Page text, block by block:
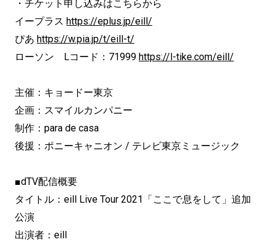
・チケット申し込みはこちらから
イープラス https://eplus.jp/eill/
ぴあ https://w.pia.jp/t/eill-t/
ローソン Lコード：71999 https://l-tike.com/eill/
主催：キョードー東京
企画：スマイルカンパニー
制作：para de casa
後援：ポニーキャニオン / テレビ東京ミュージック
■dTV配信概要
タイトル：eill Live Tour 2021「ここで息をして」追加
公演
出演者：eill